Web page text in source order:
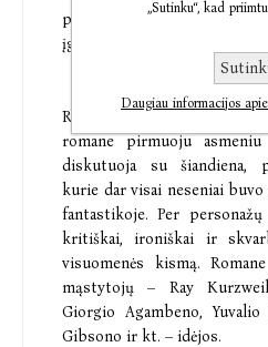
perprasti sunkiausia.
įgyvendinti netikėtą ir
Reklamos kūrėjo ir
romane pirmuoju
diskutuoja su šiandiena,
kurie dar visai neseniai
fantastikoje. Per
kritiškai, ironiškai ir
visuomenės kismą.
mąstytojų – Ray
Giorgio Agambeno,
Gibsono ir kt. – idėjos.
„Sutinku“, kad
Daugiau informacijos